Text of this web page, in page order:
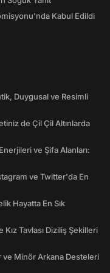
Kabul Edildi
Duygusal ve Resimli
de Çil Çil Altınlarda
ve Şifa Alanları:
ve Twitter'da En
Hayatta En Sık
Kız Tavlası Diziliş Şekilleri
ve Minör Arkana Desteleri